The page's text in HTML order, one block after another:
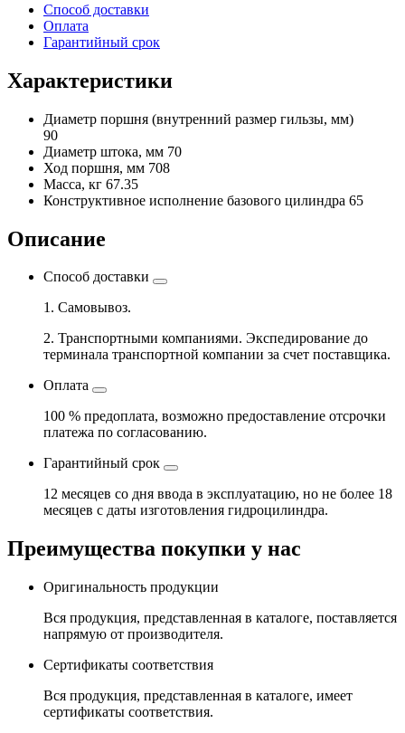
Способ доставки
Оплата
Гарантийный срок
Характеристики
Диаметр поршня (внутренний размер гильзы, мм)
90
Диаметр штока, мм 70
Ход поршня, мм 708
Масса, кг 67.35
Конструктивное исполнение базового цилиндра 65
Описание
Способ доставки
1. Самовывоз.
2. Транспортными компаниями. Экспедирование до
терминала транспортной компании за счет поставщика.
Оплата
100 % предоплата, возможно предоставление отсрочки
платежа по согласованию.
Гарантийный срок
12 месяцев со дня ввода в эксплуатацию, но не более 18
месяцев с даты изготовления гидроцилиндра.
Преимущества покупки у нас
Оригинальность продукции
Вся продукция, представленная в каталоге, поставляется
напрямую от производителя.
Сертификаты соответствия
Вся продукция, представленная в каталоге, имеет
сертификаты соответствия.